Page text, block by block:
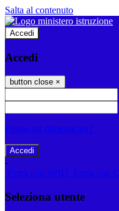
Salta al contenuto
Accedi
Accedi
button close ×
Password dimenticata?
-
Entra con SPID
Entra con
Seleziona utente